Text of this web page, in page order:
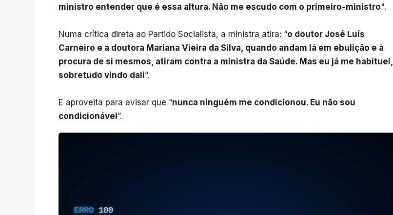
ministro entender que é essa altura. Não me escudo com o primeiro-ministro".
Numa crítica direta ao Partido Socialista, a ministra atira: “o doutor José Luís
Carneiro e a doutora Mariana Vieira da Silva, quando andam lá em ebulição e à
procura de si mesmos, atiram contra a ministra da Saúde. Mas eu já me habituei,
sobretudo vindo dali”.
E aproveita para avisar que “nunca ninguém me condicionou. Eu não sou
condicionável ”.
ERRO 100